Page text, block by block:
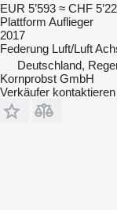
EUR 5’593 ≈ CHF
Plattform Auflieger
2017
Federung Luft/Luft
Deutschland,
Kornprobst GmbH
Verkäufer kontaktieren